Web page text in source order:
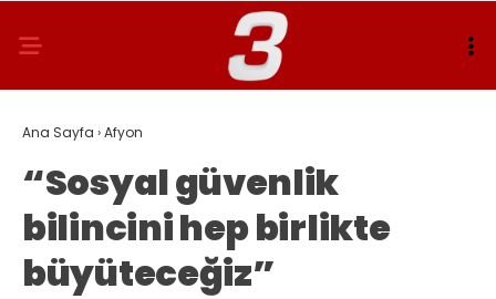
Ana Sayfa ›Afyon
“Sosyal güvenlik
bilincini hep birlikte
büyüteceğiz”